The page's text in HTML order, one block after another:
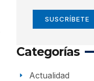
SUSCRÍBETE
Categorías
Actualidad